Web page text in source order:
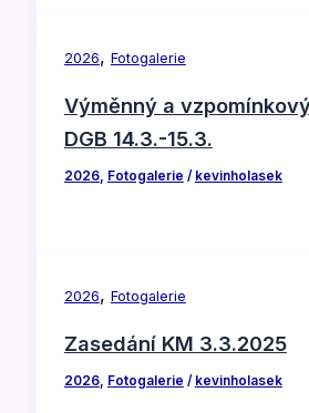
2026, Fotogalerie
Výměnný a
DGB 14.3.-15.3.
2026, Fotogalerie / kevinholasek
2026, Fotogalerie
Zasedání KM 3.3.2025
2026, Fotogalerie / kevinholasek